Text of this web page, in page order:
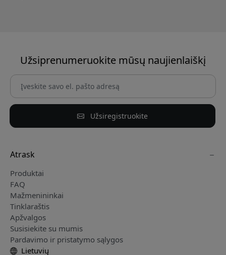
Užsiprenumeruokite mūsų naujienlaiškį
Užsiregistruokite
Atrask
Produktai
FAQ
Mažmenininkai
Tinklaraštis
Apžvalgos
Susisiekite su mumis
Pardavimo ir pristatymo sąlygos
Lietuvių